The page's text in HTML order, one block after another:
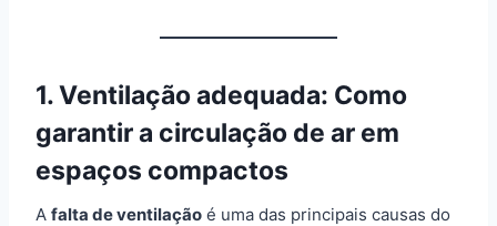
1. Ventilação adequada: Como
garantir a circulação de ar em
espaços compactos
A falta de ventilação é uma das principais causas do